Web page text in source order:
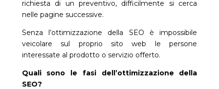
richiesta di un preventivo, difficilmente si cerca
nelle pagine successive.
Senza l’ottimizzazione della SEO è impossibile
veicolare sul proprio sito web le persone
interessate al prodotto o servizio offerto.
Quali sono le fasi dell’ottimizzazione della
SEO?